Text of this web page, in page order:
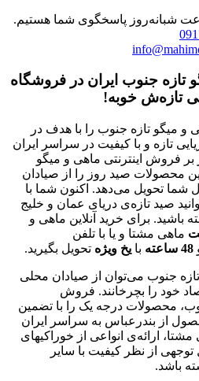
تازه جنوب ایران در فروشگاه
تازه‌ش خوبه!
و میگو تازه جنوب را با هدف در
تازه و با کیفیت در سراسر ایران
بر فروش اینترنتی ماهی و میگو
محصولات صید روز را از صیادان
شما تحویل می‌دهد. اکنون شما با
صید تازه‌ی دریای عمان و خلیج
برای خرید آنلاین ماهی و
ماهی مشتا و یا با تلفن
48 ساعته با یخ ویژه تحویل بگیرید.
جنوب می‌توان از صیادان محلی
خود را بچرخانند. فروش
محصولات درجه یک را با تضمین
از بندرعباس به سراسر ایران
ارائه‌ی انواعی از خوراکیهای
از نظر کیفیت با سایر
باشد.